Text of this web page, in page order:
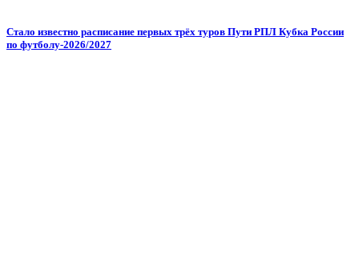
Стало известно расписание первых трёх туров Пути РПЛ Кубка России
по футболу-2026/2027